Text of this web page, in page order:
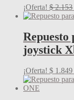
¡Oferta! $2.153
Repuesto
joystick
¡Oferta! $ 1.849